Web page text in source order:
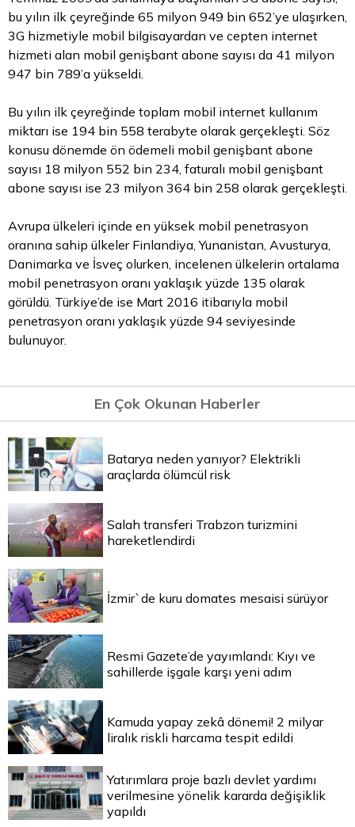
bu yılın ilk çeyreğinde 65 milyon 949 bin 652’ye ulaşırken,
3G hizmetiyle mobil bilgisayardan ve cepten internet
hizmeti alan mobil genişbant abone sayısı da 41 milyon
947 bin 789’a yükseldi.
Bu yılın ilk çeyreğinde toplam mobil internet kullanım
miktarı ise 194 bin 558 terabyte olarak gerçekleşti. Söz
konusu dönemde ön ödemeli mobil genişbant abone
sayısı 18 milyon 552 bin 234, faturalı mobil genişbant
abone sayısı ise 23 milyon 364 bin 258 olarak gerçekleşti.
Avrupa ülkeleri içinde en yüksek mobil penetrasyon
oranına sahip ülkeler Finlandiya, Yunanistan, Avusturya,
Danimarka ve İsveç olurken, incelenen ülkelerin ortalama
mobil penetrasyon oranı yaklaşık yüzde 135 olarak
görüldü. Türkiye’de ise Mart 2016 itibarıyla mobil
penetrasyon oranı yaklaşık yüzde 94 seviyesinde
bulunuyor.
En Çok Okunan Haberler
Batarya neden yanıyor? Elektrikli
araçlarda ölümcül risk
Salah transferi Trabzon turizmini
hareketlendirdi
İzmir`de kuru domates mesaisi sürüyor
Resmi Gazete’de yayımlandı: Kıyı ve
sahillerde işgale karşı yeni adım
Kamuda yapay zekâ dönemi! 2 milyar
liralık riskli harcama tespit edildi
Yatırımlara proje bazlı devlet yardımı
verilmesine yönelik kararda değişiklik
yapıldı